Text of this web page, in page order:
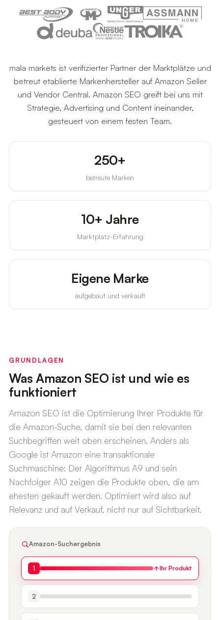
mala markets ist verifizierter Partner der Marktplätze und
betreut etablierte Markenhersteller auf Amazon Seller
und Vendor Central. Amazon SEO greift bei uns mit
Strategie, Advertising und Content ineinander,
gesteuert von einem festen Team.
250+
betreute Marken
10+ Jahre
Marktplatz-Erfahrung
Eigene Marke
aufgebaut und verkauft
GRUNDLAGEN
Was Amazon SEO ist und wie es
funktioniert
Amazon SEO ist die Optimierung Ihrer Produkte für
die Amazon-Suche, damit sie bei den relevanten
Suchbegriffen weit oben erscheinen. Anders als
Google ist Amazon eine transaktionale
Suchmaschine: Der Algorithmus A9 und sein
Nachfolger A10 zeigen die Produkte oben, die am
ehesten gekauft werden. Optimiert wird also auf
Relevanz und auf Verkauf, nicht nur auf Sichtbarkeit.
Amazon-Suchergebnis
1 Ihr Produkt
2